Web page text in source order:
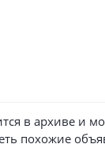
в архиве и
похожие